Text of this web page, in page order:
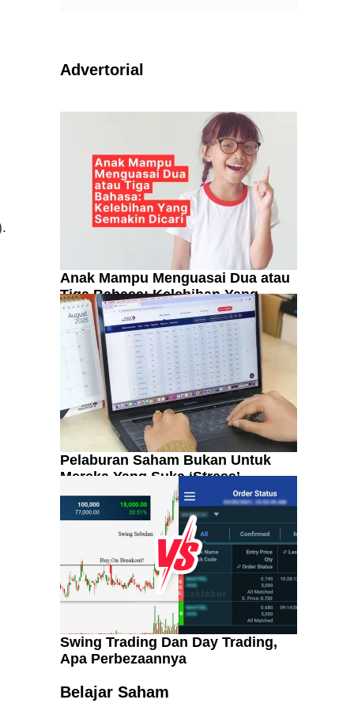
Advertorial
Anak Mampu Menguasai Dua atau
Tiga Bahasa: Kelebihan Yang
Semakin Dicari
Pelaburan Saham Bukan Untuk
Mereka Yang Suka ‘Stress’
Swing Trading Dan Day Trading,
Apa Perbezaannya
Belajar Saham
Kenali Franchisee Disebalik